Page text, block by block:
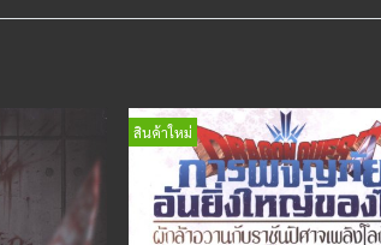
สินค้าใหม่